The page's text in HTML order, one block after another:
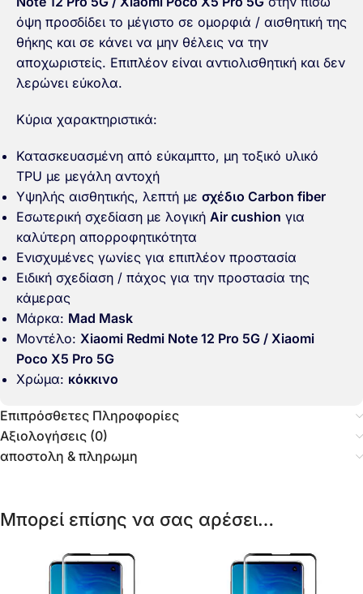
όψη προσδίδει το μέγιστο σε ομορφιά / αισθητική της
θήκης και σε κάνει να μην θέλεις να την
αποχωριστείς. Επιπλέον είναι αντιολισθητική και δεν
λερώνει εύκολα.
Κύρια χαρακτηριστικά:
Κατασκευασμένη από εύκαμπτο, μη τοξικό υλικό
TPU με μεγάλη αντοχή
Υψηλής αισθητικής, λεπτή με σχέδιο Carbon fiber
Εσωτερική σχεδίαση με λογική Air cushion για
καλύτερη απορροφητικότητα
Ενισχυμένες γωνίες για επιπλέον προστασία
Ειδική σχεδίαση / πάχος για την προστασία της
κάμερας
Μάρκα: Mad Mask
Μοντέλο: Xiaomi Redmi Note 12 Pro 5G / Xiaomi
Poco X5 Pro 5G
Χρώμα: κόκκινο
Επιπρόσθετες Πληροφορίες
Αξιολογήσεις (0)
αποστολη & πληρωμη
Μπορεί επίσης να σας αρέσει…